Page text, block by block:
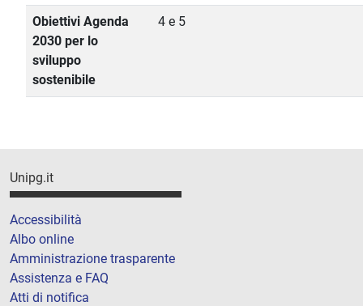
Obiettivi Agenda
2030 per lo
sviluppo
sostenibile
4 e 5
Unipg.it
Accessibilità
Albo online
Amministrazione trasparente
Assistenza e FAQ
Atti di notifica